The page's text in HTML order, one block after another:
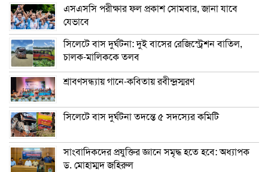
এসএসসি পরীক্ষার ফল প্রকাশ সোমবার, জানা যাবে
যেভাবে
সিলেটে বাস দুর্ঘটনা: দুই বাসের রেজিস্ট্রেশন বাতিল,
চালক-মালিককে তলব
শ্রাবণসন্ধ্যায় গানে-কবিতায় রবীন্দ্রস্মরণ
সিলেটে বাস দুর্ঘটনা তদন্তে ৫ সদস্যের কমিটি
সাংবাদিকদের প্রযুক্তির জ্ঞানে সমৃদ্ধ হতে হবে: অধ্যাপক
ড. মোহাম্মদ জহিরুল